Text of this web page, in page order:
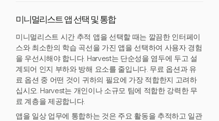
미니멀리스트 앱 선택 및 통합
미니멀리스트 시간 추적 앱을 선택할 때는 깔끔한 인터페이
스와 최소한의 학습 곡선을 가진 앱을 선택하여 사용자 경험
을 우선시해야 합니다. Harvest는 단순성을 염두에 두고 설
계되어 인지 부하와 방해 요소를 줄입니다. 무료 옵션과 유
료 옵션 중 어떤 것이 귀하의 필요에 가장 적합한지 고려하
십시오. Harvest는 개인이나 소규모 팀에 적합한 강력한 무
료 계층을 제공합니다.
앱을 일상 업무에 통합하는 것은 주요 활동을 추적하고 일관